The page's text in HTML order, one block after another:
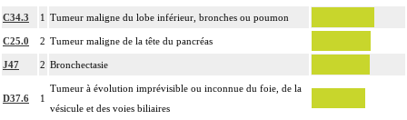
Notes
Avec ou sans : examen de berge
17.2
Par groupe lymphonodal [ganglionnaire lymphatique], on entend : ensemble
de noeuds [ganglions] lymphatiques non différenciés par le préleveur au cours
d'un curage lymphonodal [ganglionnaire]
L'examen cytopathologique d'un prélèvement inclut : la préparation de
C34.3 1 Tumeur maligne du lobe inférieur, bronches ou poumon
C25.0 2 Tumeur maligne de la tête du pancréas
J47 2 Bronchectasie
D37.6 1
Tumeur à évolution imprévisible ou inconnue du foie, de la
vésicule et des voies biliaires